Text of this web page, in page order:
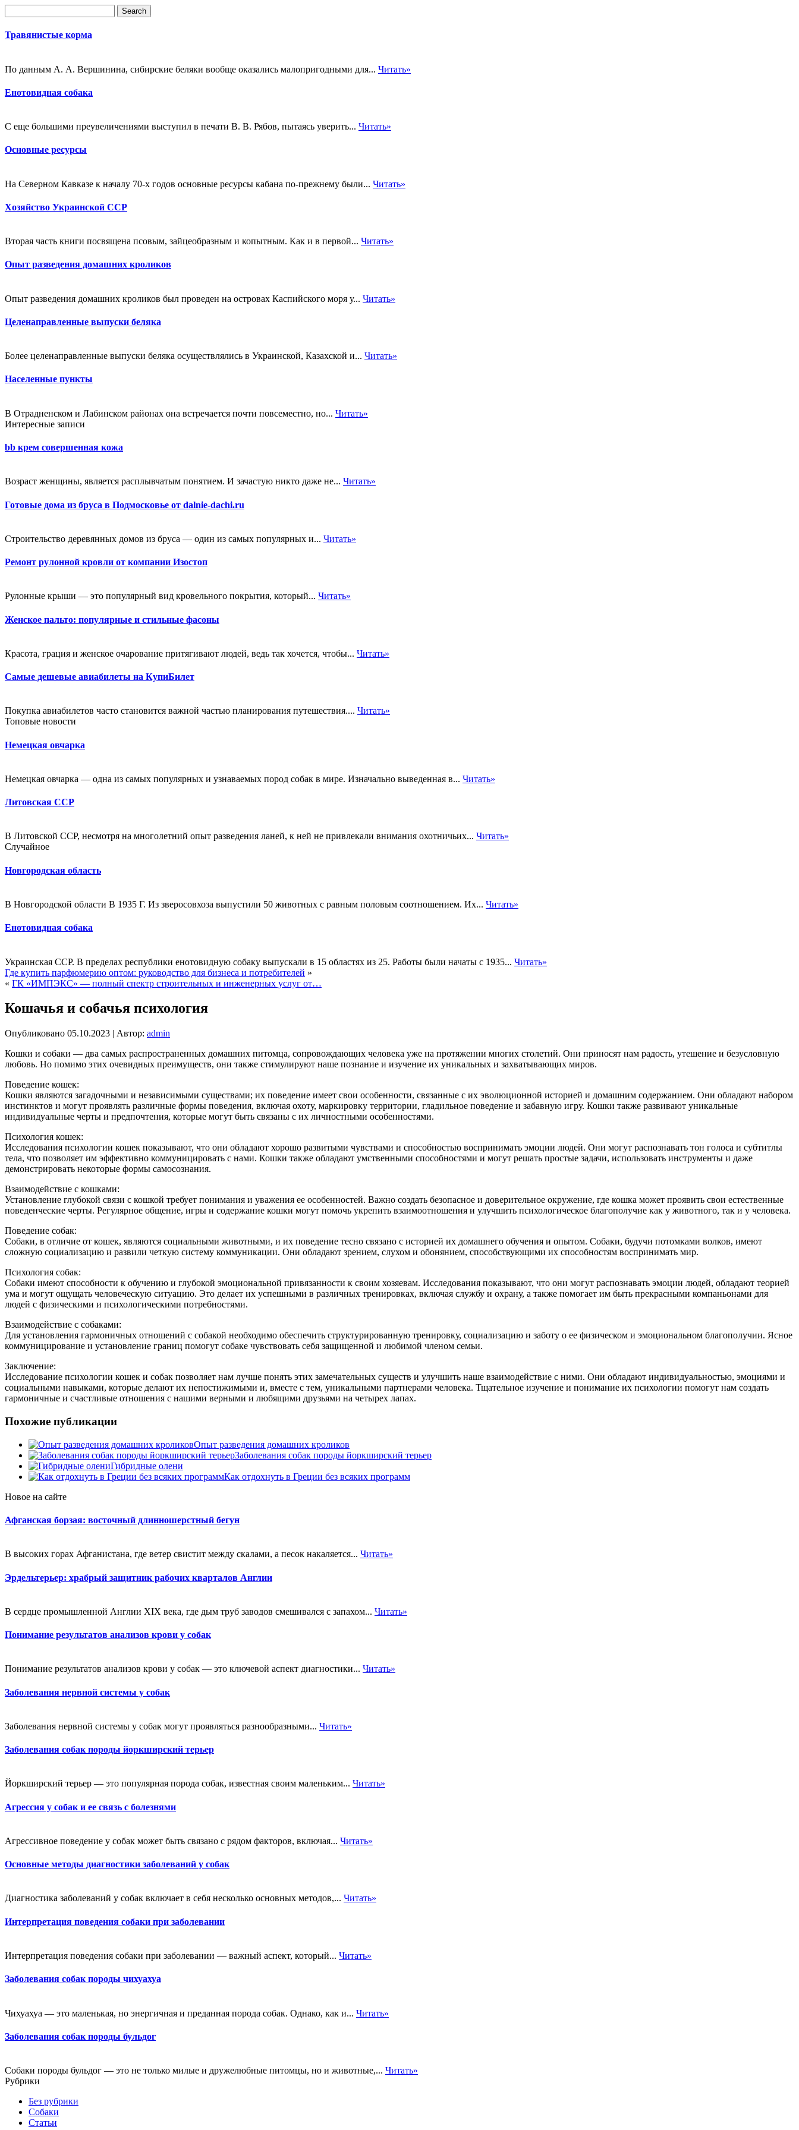
Травянистые корма
По данным А. А. Вершинина, сибирские беляки вообще оказались малопригодными для... Читать»
Енотовидная собака
С еще большими преувеличениями выступил в печати В. В. Рябов, пытаясь уверить... Читать»
Основные ресурсы
На Северном Кавказе к началу 70-х годов основные ресурсы кабана по-прежнему были... Читать»
Хозяйство Украинской ССР
Вторая часть книги посвящена псовым, зайцеобразным и копытным. Как и в первой... Читать»
Опыт разведения домашних кроликов
Опыт разведения домашних кроликов был проведен на островах Каспийского моря у... Читать»
Целенаправленные выпуски беляка
Более целенаправленные выпуски беляка осуществлялись в Украинской, Казахской и... Читать»
Населенные пункты
В Отрадненском и Лабинском районах она встречается почти повсеместно, но... Читать»
Интересные записи
bb крем совершенная кожа
Возраст женщины, является расплывчатым понятием. И зачастую никто даже не... Читать»
Готовые дома из бруса в Подмосковье от dalnie-dachi.ru
Строительство деревянных домов из бруса — один из самых популярных и... Читать»
Ремонт рулонной кровли от компании Изостоп
Рулонные крыши — это популярный вид кровельного покрытия, который... Читать»
Женское пальто: популярные и стильные фасоны
Красота, грация и женское очарование притягивают людей, ведь так хочется, чтобы... Читать»
Самые дешевые авиабилеты на КупиБилет
Покупка авиабилетов часто становится важной частью планирования путешествия.... Читать»
Топовые новости
Немецкая овчарка
Немецкая овчарка — одна из самых популярных и узнаваемых пород собак в мире. Изначально выведенная в... Читать»
Литовская ССР
В Литовской ССР, несмотря на многолетний опыт разведения ланей, к ней не привлекали внимания охотничьих... Читать»
Случайное
Новгородская область
В Новгородской области В 1935 Г. Из зверосовхоза выпустили 50 животных с равным половым соотношением. Их... Читать»
Енотовидная собака
Украинская ССР. В пределах республики енотовидную собаку выпускали в 15 областях из 25. Работы были начаты с 1935... Читать»
Где купить парфюмерию оптом: руководство для бизнеса и потребителей »
« ГК «ИМПЭКС» — полный спектр строительных и инженерных услуг от…
Кошачья и собачья психология
Опубликовано 05.10.2023 | Автор: admin
Кошки и собаки — два самых распространенных домашних питомца, сопровождающих человека уже на протяжении многих столетий. Они приносят нам радость, утешение и безусловную
любовь. Но помимо этих очевидных преимуществ, они также стимулируют наше познание и изучение их уникальных и захватывающих миров.
Поведение кошек:
Кошки являются загадочными и независимыми существами; их поведение имеет свои особенности, связанные с их эволюционной историей и домашним содержанием. Они обладают набором
инстинктов и могут проявлять различные формы поведения, включая охоту, маркировку территории, гладильное поведение и забавную игру. Кошки также развивают уникальные
индивидуальные черты и предпочтения, которые могут быть связаны с их личностными особенностями.
Психология кошек:
Исследования психологии кошек показывают, что они обладают хорошо развитыми чувствами и способностью воспринимать эмоции людей. Они могут распознавать тон голоса и субтитлы
тела, что позволяет им эффективно коммуницировать с нами. Кошки также обладают умственными способностями и могут решать простые задачи, использовать инструменты и даже
демонстрировать некоторые формы самосознания.
Взаимодействие с кошками:
Установление глубокой связи с кошкой требует понимания и уважения ее особенностей. Важно создать безопасное и доверительное окружение, где кошка может проявить свои естественные
поведенческие черты. Регулярное общение, игры и содержание кошки могут помочь укрепить взаимоотношения и улучшить психологическое благополучие как у животного, так и у человека.
Поведение собак:
Собаки, в отличие от кошек, являются социальными животными, и их поведение тесно связано с историей их домашнего обучения и опытом. Собаки, будучи потомками волков, имеют
сложную социализацию и развили четкую систему коммуникации. Они обладают зрением, слухом и обонянием, способствующими их способностям воспринимать мир.
Психология собак:
Собаки имеют способности к обучению и глубокой эмоциональной привязанности к своим хозяевам. Исследования показывают, что они могут распознавать эмоции людей, обладают теорией
ума и могут ощущать человеческую ситуацию. Это делает их успешными в различных тренировках, включая службу и охрану, а также помогает им быть прекрасными компаньонами для
людей с физическими и психологическими потребностями.
Взаимодействие с собаками:
Для установления гармоничных отношений с собакой необходимо обеспечить структурированную тренировку, социализацию и заботу о ее физическом и эмоциональном благополучии. Ясное
коммуницирование и установление границ помогут собаке чувствовать себя защищенной и любимой членом семьи.
Заключение:
Исследование психологии кошек и собак позволяет нам лучше понять этих замечательных существ и улучшить наше взаимодействие с ними. Они обладают индивидуальностью, эмоциями и
социальными навыками, которые делают их непостижимыми и, вместе с тем, уникальными партнерами человека. Тщательное изучение и понимание их психологии помогут нам создать
гармоничные и счастливые отношения с нашими верными и любящими друзьями на четырех лапах.
Похожие публикации
Опыт разведения домашних кроликов
Заболевания собак породы йоркширский терьер
Гибридные олени
Как отдохнуть в Греции без всяких программ
Новое на сайте
Афганская борзая: восточный длинношерстный бегун
В высоких горах Афганистана, где ветер свистит между скалами, а песок накаляется... Читать»
Эрдельтерьер: храбрый защитник рабочих кварталов Англии
В сердце промышленной Англии XIX века, где дым труб заводов смешивался с запахом... Читать»
Понимание результатов анализов крови у собак
Понимание результатов анализов крови у собак — это ключевой аспект диагностики... Читать»
Заболевания нервной системы у собак
Заболевания нервной системы у собак могут проявляться разнообразными... Читать»
Заболевания собак породы йоркширский терьер
Йоркширский терьер — это популярная порода собак, известная своим маленьким... Читать»
Агрессия у собак и ее связь с болезнями
Агрессивное поведение у собак может быть связано с рядом факторов, включая... Читать»
Основные методы диагностики заболеваний у собак
Диагностика заболеваний у собак включает в себя несколько основных методов,... Читать»
Интерпретация поведения собаки при заболевании
Интерпретация поведения собаки при заболевании — важный аспект, который... Читать»
Заболевания собак породы чихуахуа
Чихуахуа — это маленькая, но энергичная и преданная порода собак. Однако, как и... Читать»
Заболевания собак породы бульдог
Собаки породы бульдог — это не только милые и дружелюбные питомцы, но и животные,... Читать»
Рубрики
Без рубрики
Собаки
Статьи